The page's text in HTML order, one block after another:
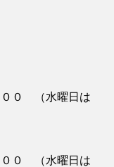
００ （水曜日は
００ （水曜日は